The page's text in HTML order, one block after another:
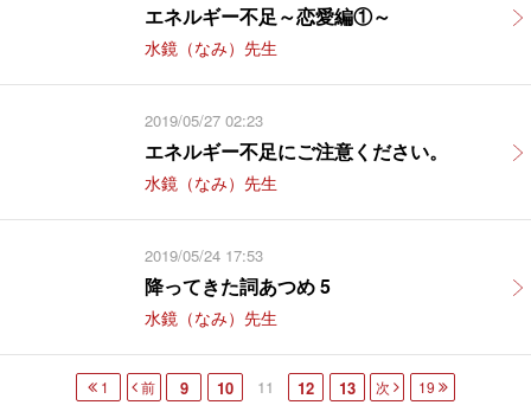
エネルギー不足～恋愛編①～
水鏡（なみ）先生
2019/05/27 02:23
エネルギー不足にご注意ください。
水鏡（なみ）先生
2019/05/24 17:53
降ってきた詞あつめ 5
水鏡（なみ）先生
1 前 9 10 11 12 13 次 19